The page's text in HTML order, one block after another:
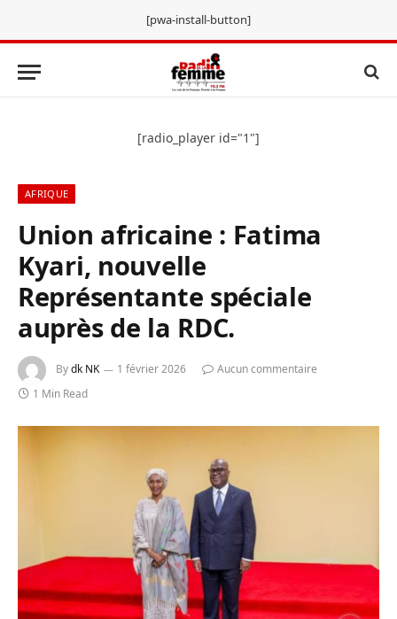
[pwa-install-button]
[radio_player id="1"]
AFRIQUE
Union africaine : Fatima
Kyari, nouvelle
Représentante spéciale
auprès de la RDC.
Bydk NK 1 février 2026
Aucun commentaire
1 Min Read